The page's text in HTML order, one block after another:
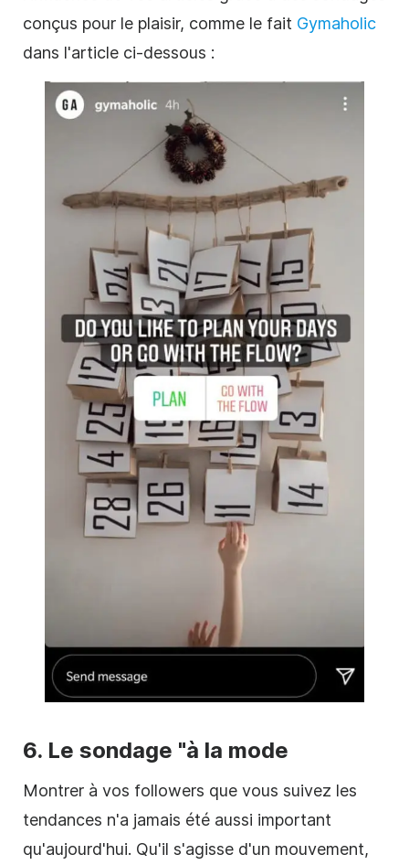
conçus pour le plaisir, comme le fait Gymaholic
dans l'article ci-dessous :
6. Le sondage "à la mode
Montrer à vos followers que vous suivez les
tendances n'a jamais été aussi important
qu'aujourd'hui. Qu'il s'agisse d'un mouvement,